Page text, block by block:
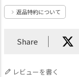
返品特約について
Share
レビューを書く